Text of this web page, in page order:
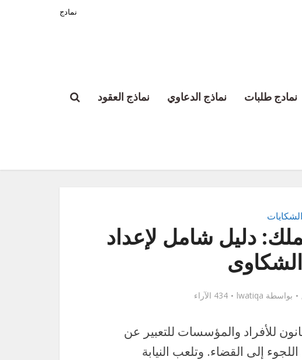
نمادج
نمادج طلبات نماذج الدعاوي نماذج العقود
دليل شامل لإعداد
بواسطة lwatiqa 434 الآراء
للأفراد والمؤسسات للتعبير عن
إلى القضاء. وتلعب النيابة